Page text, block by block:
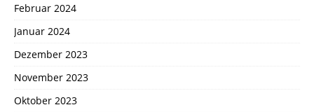
Februar 2024
Januar 2024
Dezember 2023
November 2023
Oktober 2023